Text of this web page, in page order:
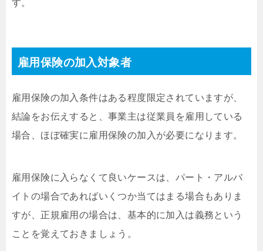
す。
雇用保険の加入対象者
雇用保険の加入条件はある程度限定されていますが、
結論をお伝えすると、事業主は従業員を雇用している
場合、ほぼ確実に雇用保険の加入が必要になります。
雇用保険に入らなくて良いケースは、パート・アルバ
イトの場合であればいくつか当てはまる場合もありま
すが、正規雇用の場合は、基本的に加入は義務という
ことを覚えておきましょう。